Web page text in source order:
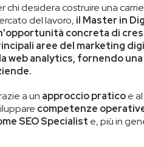
chi desidera costruire una
del lavoro, il Master in
concreta di
aree del marketing
web analytics, fornendo
a un approccio praticoe al
competenze
SEO Specialist e, più in